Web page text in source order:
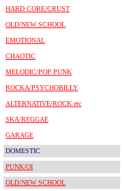
HARD CORE/CRUST
OLD/NEW SCHOOL
EMOTIONAL
CHAOTIC
MELODIC/POP PUNK
ROCKA/PSYCHOBILLY
ALTERNATIVE/ROCK etc
SKA/REGGAE
GARAGE
DOMESTIC
PUNK/OI
OLD/NEW SCHOOL